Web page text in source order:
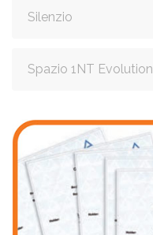
Silenzio
Spazio 1NT Evolution